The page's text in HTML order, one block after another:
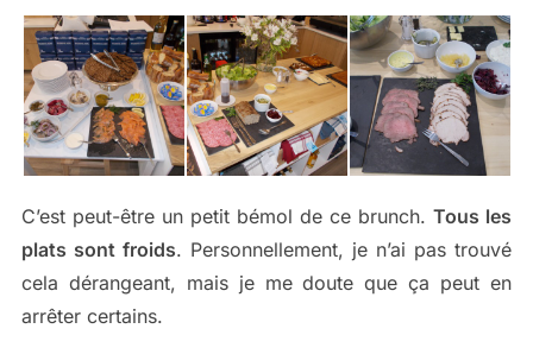
C’est peut-être un petit bémol de ce brunch.Tous les
plats sont froids. Personnellement, je n’ai pas trouvé
cela dérangeant, mais je me doute que ça peut en
arrêter certains.